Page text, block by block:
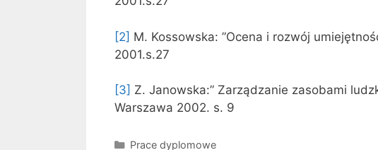
[2] M. Kossowska: ”Ocena i rozwój
2001.s.27
[3] Z. Janowska:” Zarządzanie zasobami
Warszawa 2002. s. 9
Kategorie
Prace dyplomowe